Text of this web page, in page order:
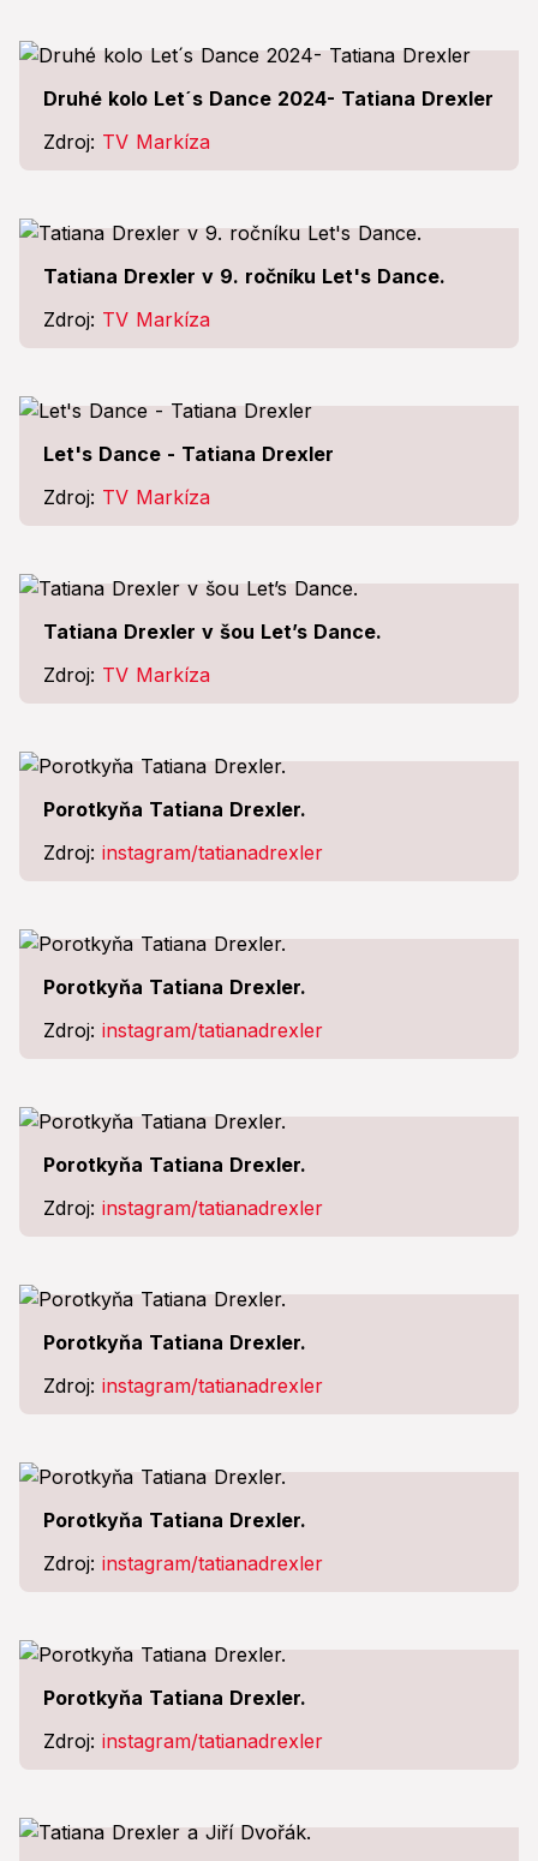
Druhé kolo Let´s Dance 2024- Tatiana Drexler
Zdroj: TV Markíza
Tatiana Drexler v 9. ročníku Let's Dance.
Zdroj: TV Markíza
Let's Dance - Tatiana Drexler
Zdroj: TV Markíza
Tatiana Drexler v šou Let’s Dance.
Zdroj: TV Markíza
Porotkyňa Tatiana Drexler.
Zdroj: instagram/tatianadrexler
Porotkyňa Tatiana Drexler.
Zdroj: instagram/tatianadrexler
Porotkyňa Tatiana Drexler.
Zdroj: instagram/tatianadrexler
Porotkyňa Tatiana Drexler.
Zdroj: instagram/tatianadrexler
Porotkyňa Tatiana Drexler.
Zdroj: instagram/tatianadrexler
Porotkyňa Tatiana Drexler.
Zdroj: instagram/tatianadrexler